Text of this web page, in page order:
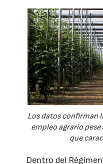
Los datos confirman
empleo agrario
que
Dentro del